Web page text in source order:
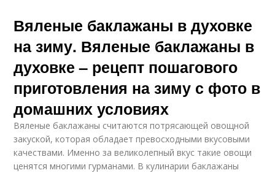
Вяленые баклажаны в духовке
на зиму. Вяленые баклажаны в
духовке – рецепт пошагового
приготовления на зиму с фото в
домашних условиях
Вяленые баклажаны считаются потрясающей овощной
закуской, которая обладает превосходными вкусовыми
качествами. Именно за великолепный вкус такие овощи
ценятся многими гурманами. В кулинарии баклажаны